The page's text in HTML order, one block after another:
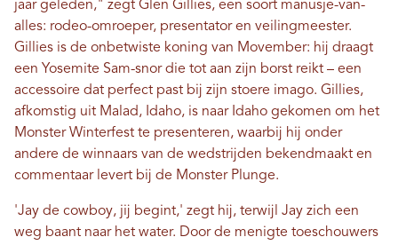
jaar geleden," zegt Glen Gillies, een soort manusje-van-
alles: rodeo-omroeper, presentator en veilingmeester.
Gillies is de onbetwiste koning van Movember: hij draagt ​​
een Yosemite Sam-snor die tot aan zijn borst reikt – een
accessoire dat perfect past bij zijn stoere imago. Gillies,
afkomstig uit Malad, Idaho, is naar Idaho gekomen om het
Monster Winterfest te presenteren, waarbij hij onder
andere de winnaars van de wedstrijden bekendmaakt en
commentaar levert bij de Monster Plunge.
'Jay de cowboy, jij begint,' zegt hij, terwijl Jay zich een
weg baant naar het water. Door de menigte toeschouwers